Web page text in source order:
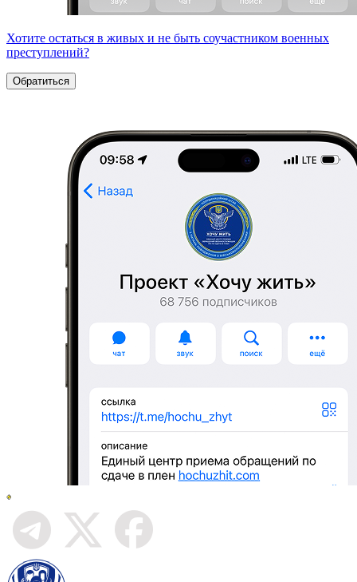
Хотите остаться в живых и не быть соучастником военных
преступлений?
Обратиться